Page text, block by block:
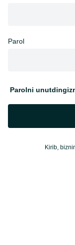
Parol
Parolni
Kirib,